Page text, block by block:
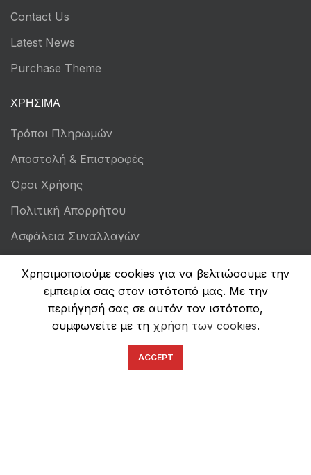
Contact Us
Latest News
Purchase Theme
ΧΡΉΣΙΜΑ
Τρόποι Πληρωμών
Αποστολή & Επιστροφές
Όροι Χρήσης
Πολιτική Απορρήτου
Ασφάλεια Συναλλαγών
Χρησιμοποιούμε cookies για να βελτιώσουμε την
εμπειρία σας στον ιστότοπό μας. Με την
περιήγησή σας σε αυτόν τον ιστότοπο,
συμφωνείτε με τη χρήση των cookies.
ACCEPT